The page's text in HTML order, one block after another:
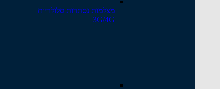
מצלמות נסתרות סלולריות
3G/4G